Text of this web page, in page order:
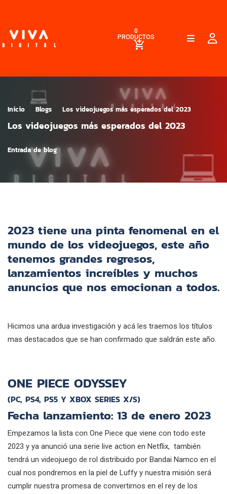
0
PRODUCTOS
Inicio Blogs Los videojuegos más esperados del 2023
Los videojuegos más esperados del 2023
Entrada de blog
2023 tiene una pinta fenomenal en el
mundo de los videojuegos, este año
tenemos grandes regresos,
lanzamientos increíbles y muchos
anuncios que nos emocionan a todos.
Hicimos una ardua investigación y acá les traemos los títulos
mas destacados que se han confirmado que saldrán este año.
ONE PIECE ODYSSEY
(PC, PS4, PS5 Y XBOX SERIES X/S)
Fecha lanzamiento: 13 de enero 2023
Empezamos la lista con One Piece que viene con todo este
2023 y ya anunció una serie live action en Netflix, también
tendrá un videojuego de rol distribuido por Bandai Namco en el
cual nos pondremos en la piel de Luffy y nuestra misión será
cumplir nuestra promesa de convertirnos en el rey de los